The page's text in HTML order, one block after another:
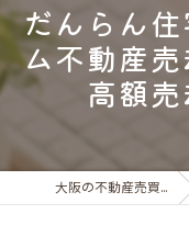
だんらん
ム不動産
高額
大阪の不動産売買ならだんらん住宅株式会社